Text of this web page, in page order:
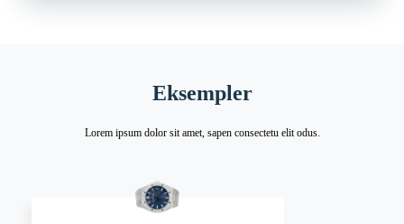
Eksempler
Lorem ipsum dolor sit amet, sapen consectetu elit odus.